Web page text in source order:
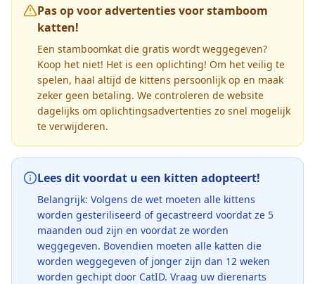
Pas op voor advertenties voor stamboom
katten!
Een stamboomkat die gratis wordt weggegeven?
Koop het niet! Het is een oplichting! Om het veilig te
spelen, haal altijd de kittens persoonlijk op en maak
zeker geen betaling. We controleren de website
dagelijks om oplichtingsadvertenties zo snel mogelijk
te verwijderen.
Lees dit voordat u een kitten adopteert!
Belangrijk: Volgens de wet moeten alle kittens
worden gesteriliseerd of gecastreerd voordat ze 5
maanden oud zijn en voordat ze worden
weggegeven. Bovendien moeten alle katten die
worden weggegeven of jonger zijn dan 12 weken
worden gechipt door CatID. Vraag uw dierenarts